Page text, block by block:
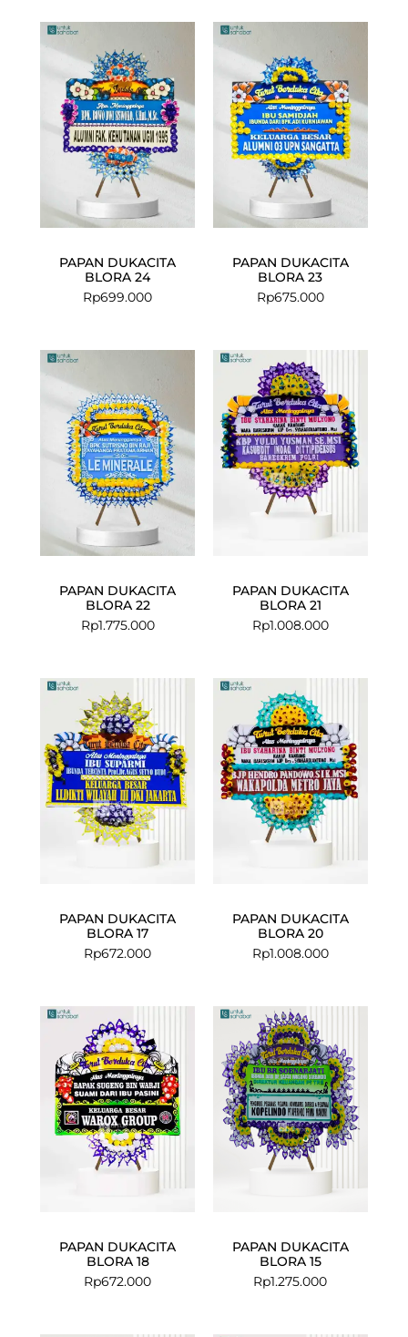
PAPAN DUKACITA
BLORA 24
Rp699.000
PAPAN DUKACITA
BLORA 23
Rp675.000
PAPAN DUKACITA
BLORA 22
Rp1.775.000
PAPAN DUKACITA
BLORA 21
Rp1.008.000
PAPAN DUKACITA
BLORA 17
Rp672.000
PAPAN DUKACITA
BLORA 20
Rp1.008.000
PAPAN DUKACITA
BLORA 18
Rp672.000
PAPAN DUKACITA
BLORA 15
Rp1.275.000